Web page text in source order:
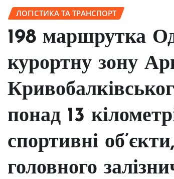
ЛОГІСТИКА ТА ТРАНСПОРТ
198 маршрутка
курортну зону
понад 13
спортивні
головного